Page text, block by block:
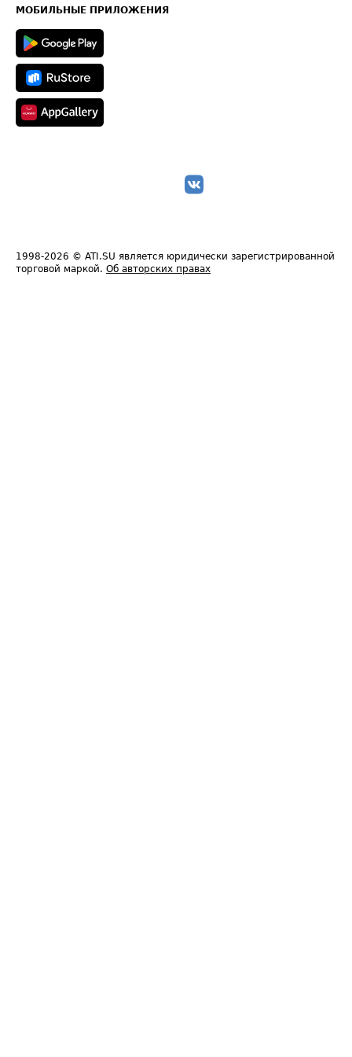
Техническая информация
МОБИЛЬНЫЕ ПРИЛОЖЕНИЯ
1998-2026 © ATI.SU является юридически зарегистрированной
торговой маркой. Об авторских правах